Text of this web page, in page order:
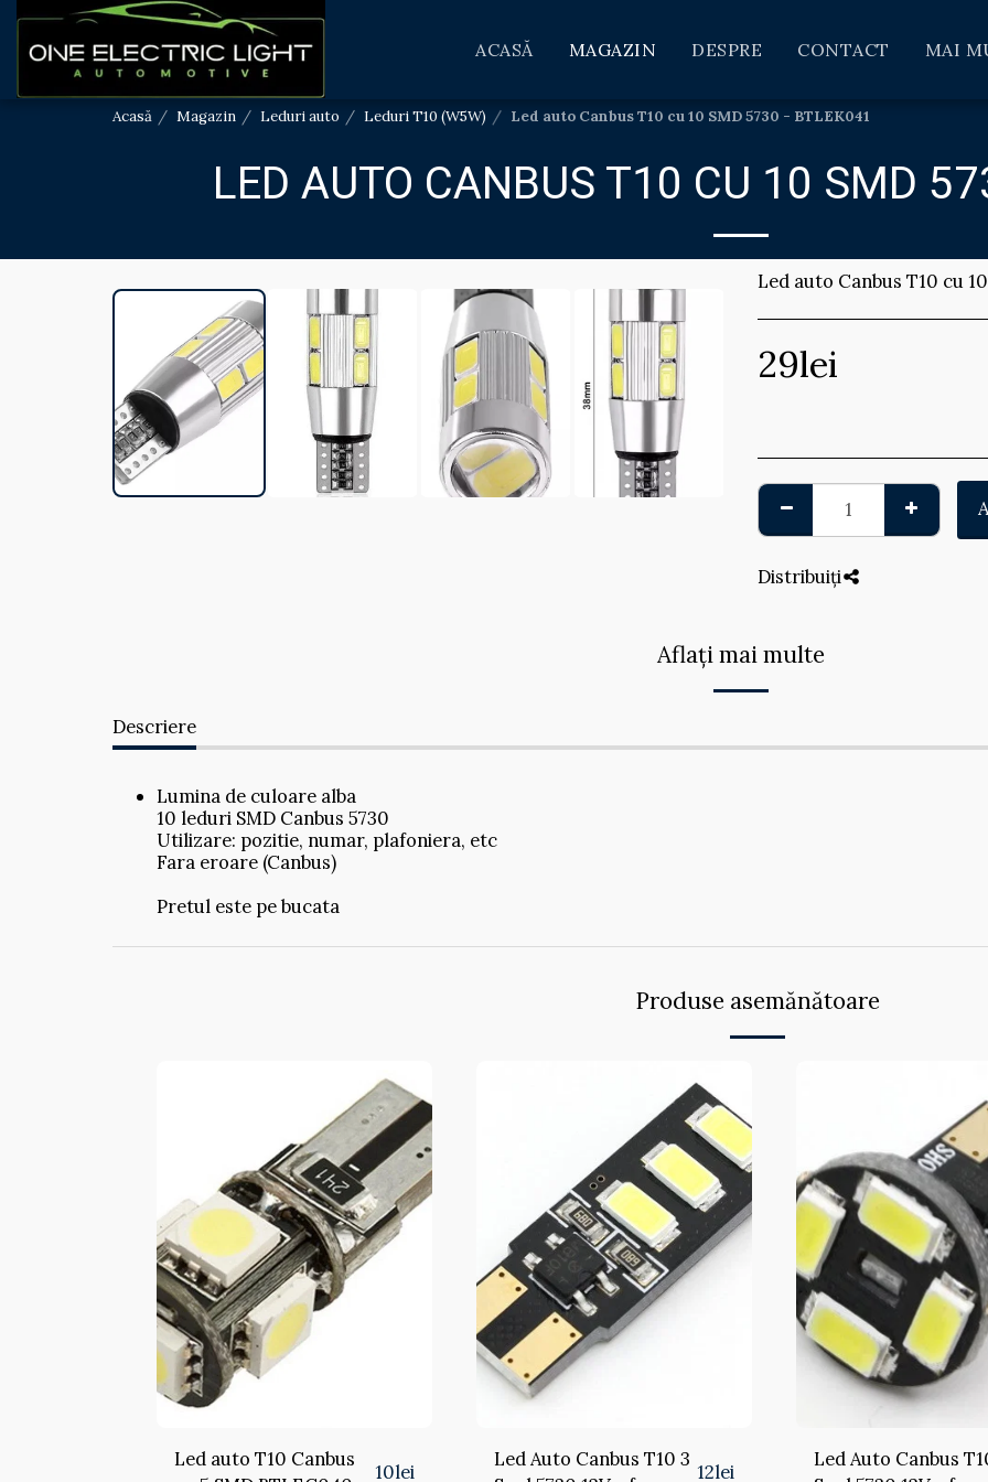
ACASĂ MAGAZIN DESPRE CONTACT MAI
Acasă Magazin Leduri auto Leduri T10 (W5W) Led auto Canbus T10 cu 10 SMD 5730 - BTLEK041
LED AUTO CANBUS T10 CU 10 SMD
Led auto Canbus T10 cu
29lei
Distribuiți
Aflați mai multe
Descriere
Lumina de culoare alba
10 leduri SMD Canbus 5730
Utilizare: pozitie, numar, plafoniera, etc
Fara eroare (Canbus)
Pretul este pe bucata
Produse asemănătoare
Led auto T10 Canbus
10lei
Led Auto Canbus T10 3
12lei
Led Auto Canbus